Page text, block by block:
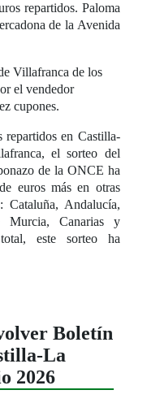
repartidos. Paloma
de la Avenida
Villafranca de los
el vendedor
cupones.
repartidos en Castilla-
el sorteo del
de la ONCE ha
euros más en otras
Cataluña, Andalucía,
Murcia, Canarias y
este sorteo ha
Boletín
La
2026